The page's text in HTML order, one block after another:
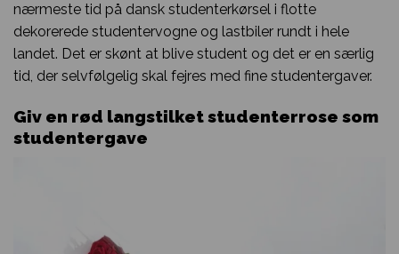
nærmeste tid på dansk studenterkørsel i flotte
dekorerede studentervogne og lastbiler rundt i hele
landet. Det er skønt at blive student og det er en særlig
tid, der selvfølgelig skal fejres med fine studentergaver.
Giv en rød langstilket studenterrose som
studentergave